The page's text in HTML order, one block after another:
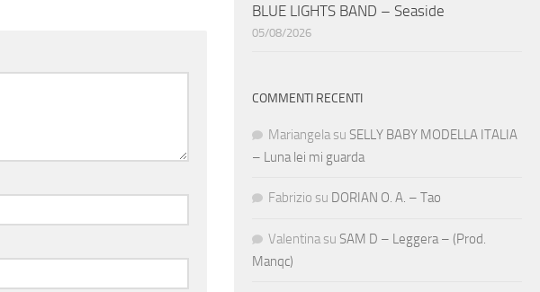
BLUE LIGHTS BAND – Seaside
05/08/2026
COMMENTI RECENTI
Mariangela su SELLY BABY MODELLA ITALIA
– Luna lei mi guarda
Fabrizio su DORIAN O. A. – Tao
Valentina su SAM D – Leggera – (Prod.
Manqc)